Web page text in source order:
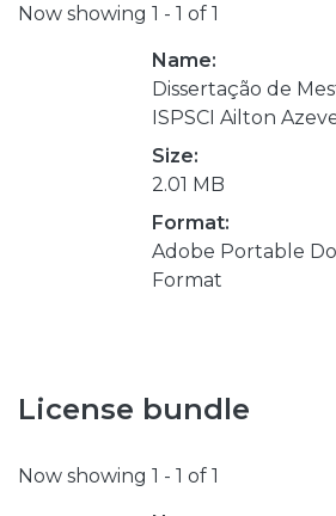
Now showing 1 - 1 of 1
Name:
Dissertação de
ISPSCI Ailton
Size:
2.01 MB
Format:
Adobe Portable
Format
License bundle
Now showing 1 - 1 of 1